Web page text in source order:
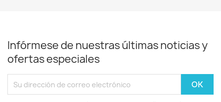
Infórmese de nuestras últimas noticias y
ofertas especiales